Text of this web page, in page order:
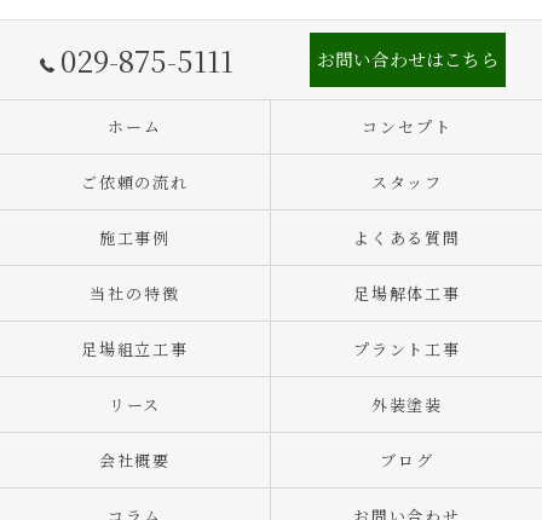
029-875-5111 お問い合わせはこちら
ホーム コンセプト
ご依頼の流れ スタッフ
施工事例 よくある質問
当社の特徴 足場解体工事
足場組立工事 プラント工事
リース 外装塗装
会社概要 ブログ